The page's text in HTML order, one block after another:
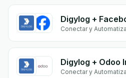
Digylog +
Conectar y
Digylog + Odoo
Conectar y